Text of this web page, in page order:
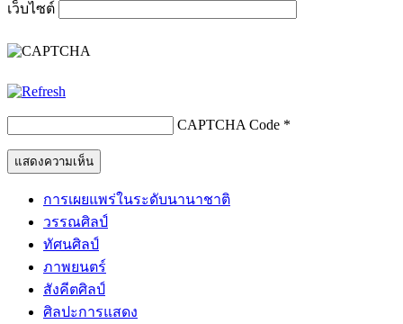
เว็บไซต์
CAPTCHA Code *
การเผยแพร่ในระดับนานาชาติ
วรรณศิลป์
ทัศนศิลป์
ภาพยนตร์
สังคีตศิลป์
ศิลปะการแสดง